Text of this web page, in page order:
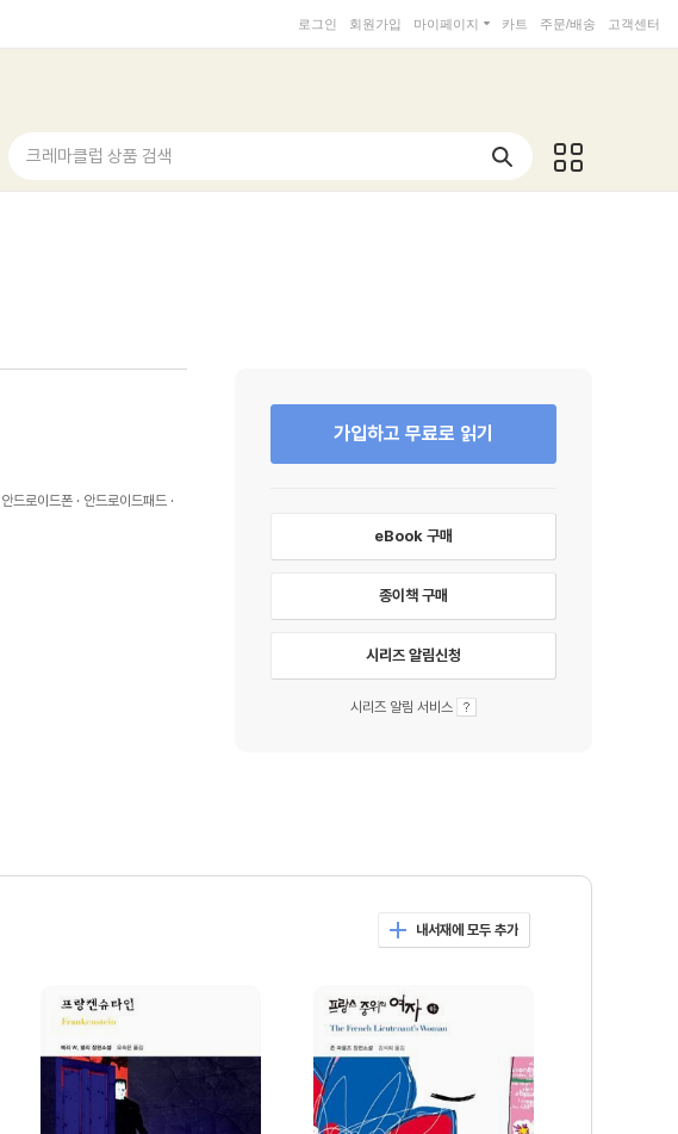
로그인 회원가입 마이페이지 카트 주문/배송 고객센터
크레마클럽 상품 검색
안드로이드폰
안드로이드패드
가입하고 무료로 읽기
eBook 구매
종이책 구매
시리즈 알림신청
시리즈 알림 서비스
내서재에 모두 추가